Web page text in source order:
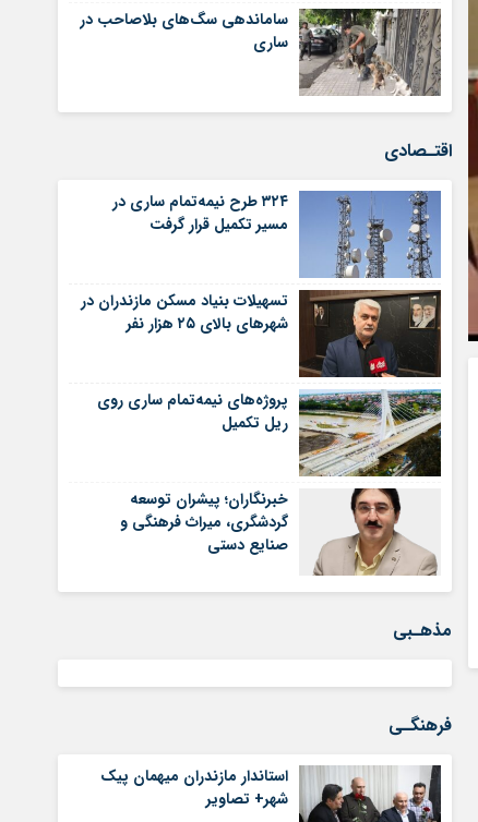
ساماندهی سگ‌های بلاصاحب در
ساری
اقتـصادی
۳۲۴ طرح نیمه‌تمام ساری در
مسیر تکمیل قرار گرفت
تسهیلات بنیاد مسکن مازندران در
شهر‌های بالای ۲۵ هزار نفر
پروژه‌های نیمه‌تمام ساری روی
ریل تکمیل
خبرنگاران؛ پیشران توسعه
گردشگری، میراث فرهنگی و
صنایع دستی
مذهـبی
فرهنگـی
استاندار مازندران میهمان پیک
شهر+ تصاویر